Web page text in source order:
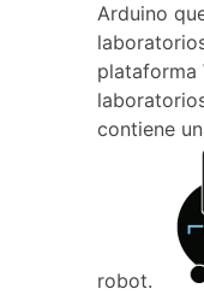
Arduino
plataforma
contiene
robot.